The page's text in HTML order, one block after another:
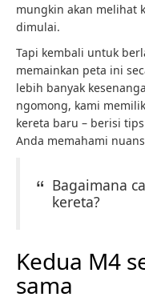
mungkin akan melihat
dimulai.
Tapi kembali untuk
memainkan peta ini
lebih banyak
ngomong, kami
kereta baru – berisi
Anda memahami
Bagaimana
kereta?
Kedua M4
sama